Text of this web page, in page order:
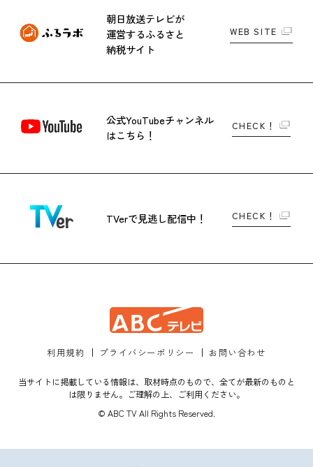
朝日放送テレビが
運営するふるさと
納税サイト
WEB SITE
公式YouTubeチャンネル
はこちら！
CHECK！
TVerで見逃し配信中！ CHECK！
利用規約 プライバシーポリシー お問い合わせ
当サイトに掲載している情報は、取材時点のもので、全てが最新のものと
は限りません。ご理解の上、ご利用ください。
© ABC TV All Rights Reserved.